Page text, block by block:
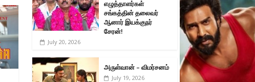
எழுத்தாளர்கள்
சங்கத்தின் தலைவர்
ஆனார் இயக்குநர்
சேரன்!
July 20, 2026
அருள்வான் – விமர்சனம்
July 19, 2026